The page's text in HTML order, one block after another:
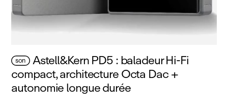
son Astell&Kern PD5 : baladeur Hi‑Fi
compact, architecture Octa Dac +
autonomie longue durée